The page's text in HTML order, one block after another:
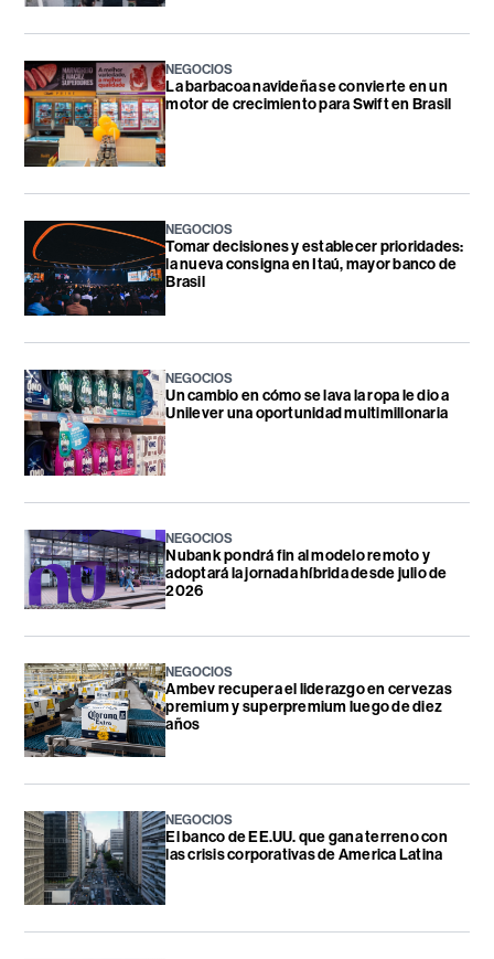
NEGOCIOS
La barbacoa navideña se convierte en un
motor de crecimiento para Swift en Brasil
NEGOCIOS
Tomar decisiones y establecer prioridades:
la nueva consigna en Itaú, mayor banco de
Brasil
NEGOCIOS
Un cambio en cómo se lava la ropa le dio a
Unilever una oportunidad multimillonaria
NEGOCIOS
Nubank pondrá fin al modelo remoto y
adoptará la jornada híbrida desde julio de
2026
NEGOCIOS
Ambev recupera el liderazgo en cervezas
premium y superpremium luego de diez
años
NEGOCIOS
El banco de EE.UU. que gana terreno con
las crisis corporativas de America Latina